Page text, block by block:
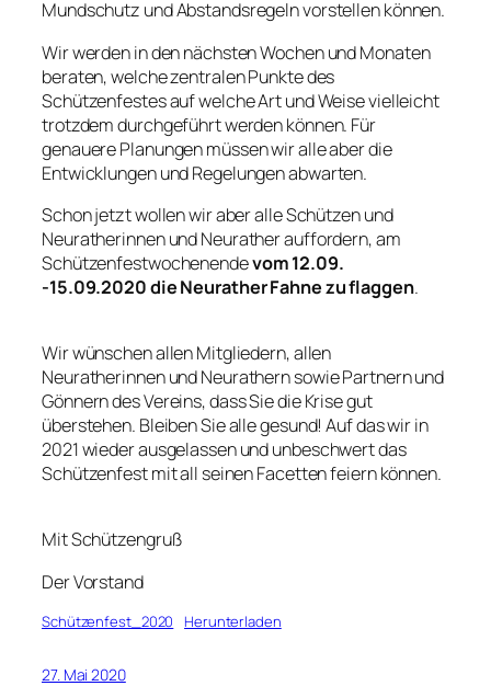
Mundschutz und Abstandsregeln vorstellen können.
Wir werden in den nächsten Wochen und Monaten
beraten, welche zentralen Punkte des
Schützenfestes auf welche Art und Weise vielleicht
trotzdem durchgeführt werden können. Für
genauere Planungen müssen wir alle aber die
Entwicklungen und Regelungen abwarten.
Schon jetzt wollen wir aber alle Schützen und
Neuratherinnen und Neurather auffordern, am
Schützenfestwochenendevom 12.09.
-15.09.2020 die Neurather Fahne zu flaggen.
Wir wünschen allen Mitgliedern, allen
Neuratherinnen und Neurathern sowie Partnern und
Gönnern des Vereins, dass Sie die Krise gut
überstehen. Bleiben Sie alle gesund! Auf das wir in
2021 wieder ausgelassen und unbeschwert das
Schützenfest mit all seinen Facetten feiern können.
Mit Schützengruß
Der Vorstand
Schützenfest_2020 Herunterladen
27. Mai 2020